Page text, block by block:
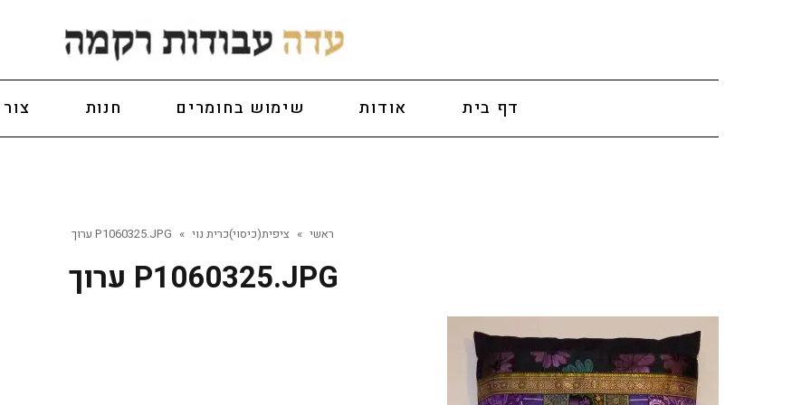
דף בית אודות שימוש בחומרים חנות
ראשי » ציפית(כיסוי)כרית נוי » P1060325.JPG ערוך
P1060325.JPG ערוך